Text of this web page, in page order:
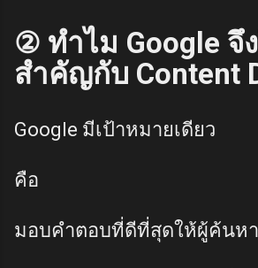
② ทำไม Google จึ
สำคัญกับ Content
Google มีเป้าหมายเดียว
คือ
มอบคำตอบที่ดีที่สุดให้ผู้ค้นหา